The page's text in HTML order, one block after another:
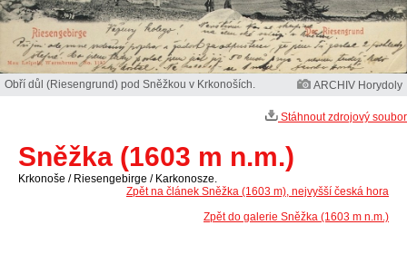
Obří důl (Riesengrund) pod Sněžkou v Krkonoších. ARCHIV Horydoly
Stáhnout zdrojový soubor
Sněžka (1603 m n.m.)
Krkonoše / Riesengebirge / Karkonosze.
Zpět na článek Sněžka (1603 m), nejvyšší česká hora
Zpět do galerie Sněžka (1603 m n.m.)